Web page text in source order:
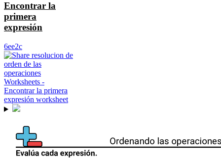
Encontrar la
primera
expresión
6ee2c